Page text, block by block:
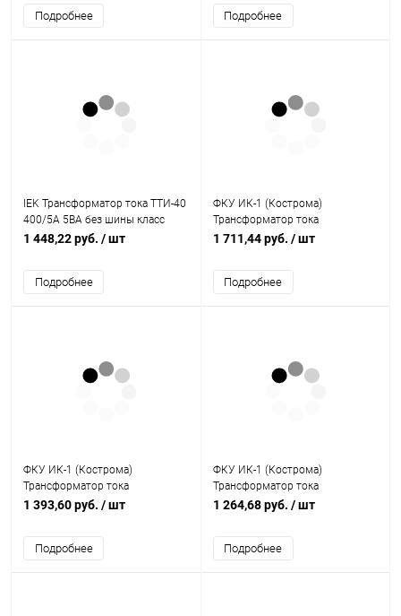
Подробнее Подробнее
IEK Трансформатор тока ТТИ-40
400/5А 5ВА без шины класс
точности 0.5S (ITT30-3-05-0400)
1 448,22 руб. / шт
Подробнее
ФКУ ИК-1 (Кострома)
Трансформатор тока
измерительный Т-0,66 5 ВА 0,5
1 711,44 руб. / шт
Подробнее
ФКУ ИК-1 (Кострома)
Трансформатор тока
измерительный Т-0,66 5 ВА 0,5
1 393,60 руб. / шт
Подробнее
ФКУ ИК-1 (Кострома)
Трансформатор тока
измерительный Т-0,66 5 ВА 0,5
1 264,68 руб. / шт
Подробнее